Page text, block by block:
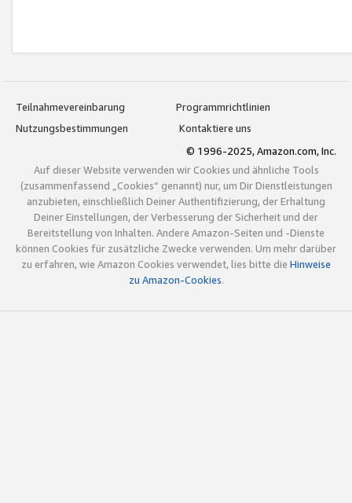
Teilnahmevereinbarung
Programmrichtlinien
Nutzungsbestimmungen
Kontaktiere uns
© 1996-2025, Amazon.com, Inc.
Auf dieser Website verwenden wir Cookies und ähnliche Tools
(zusammenfassend „Cookies“ genannt) nur, um Dir Dienstleistungen
anzubieten, einschließlich Deiner Authentifizierung, der Erhaltung
Deiner Einstellungen, der Verbesserung der Sicherheit und der
Bereitstellung von Inhalten. Andere Amazon-Seiten und -Dienste
können Cookies für zusätzliche Zwecke verwenden. Um mehr darüber
zu erfahren, wie Amazon Cookies verwendet, lies bitte die Hinweise
zu Amazon-Cookies.